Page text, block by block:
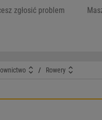
zgłosić problem
/ Rowery